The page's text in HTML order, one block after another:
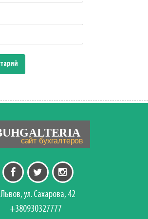
Львов, ул. Сахарова, 42
+380930327777